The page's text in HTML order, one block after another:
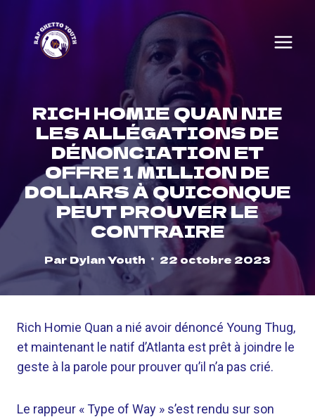
content
RICH HOMIE QUAN NIE
LES ALLÉGATIONS DE
DÉNONCIATION ET
OFFRE 1 MILLION DE
DOLLARS À QUICONQUE
PEUT PROUVER LE
CONTRAIRE
Par Dylan Youth 22 octobre 2023
Rich Homie Quan a nié avoir dénoncé Young Thug,
et maintenant le natif d’Atlanta est prêt à joindre le
geste à la parole pour prouver qu’il n’a pas crié.
Le rappeur « Type of Way » s’est rendu sur son